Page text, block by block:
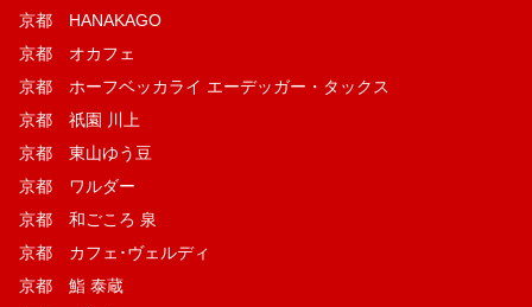
京都 HANAKAGO
京都 オカフェ
京都 ホーフベッカライ エーデッガー・タックス
京都 祇園 川上
京都 東山ゆう豆
京都 ワルダー
京都 和ごころ 泉
京都 カフェ･ヴェルディ
京都 鮨 泰蔵